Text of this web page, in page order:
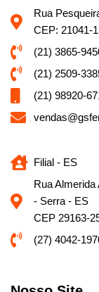
Rua
CEP: 21041-
(21) 3865-
(21) 2509-
(21) 98920-
Filial - ES
Rua
- Serra - ES
CEP 29163-
(27) 4042-